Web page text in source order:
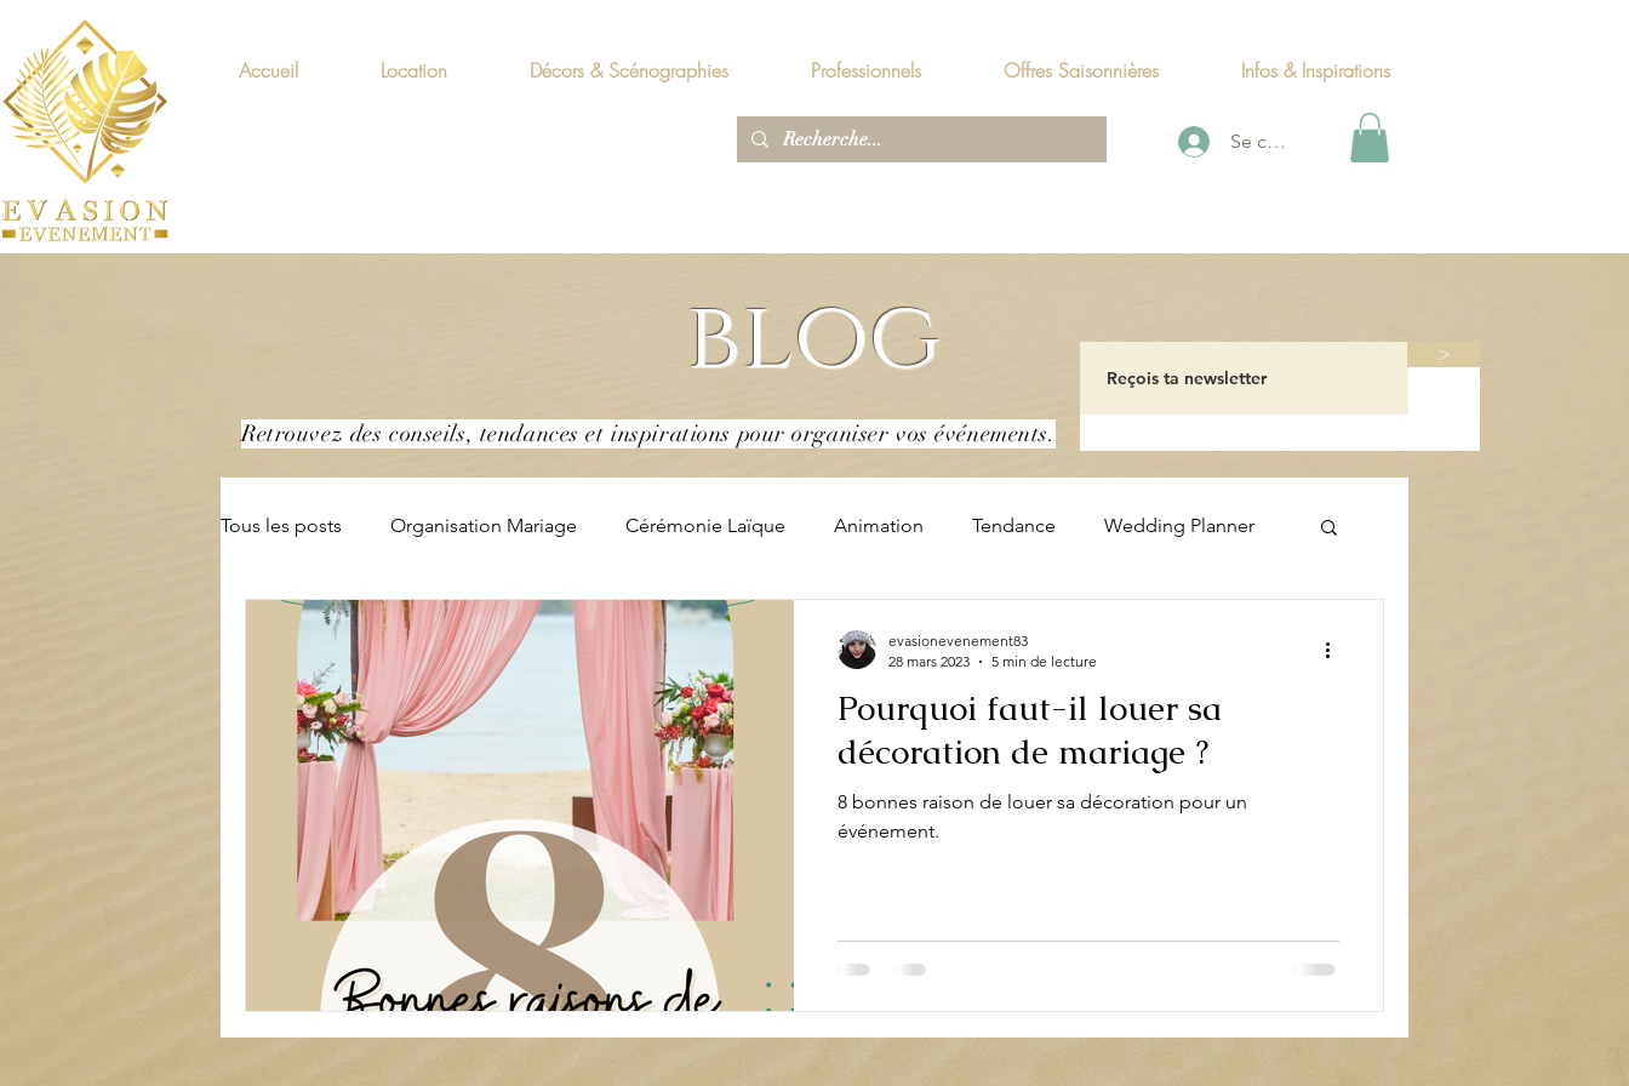
Accueil Location Décors & Scénographies Professionnels Offres Saisonnières Infos & Inspirations
Se connecter
blog
Retrouvez des conseils, tendances et inspirations pour organiser vos événements.
>
Tous les posts Organisation Mariage Cérémonie Laïque Animation Tendance Wedding Planner
Carterie Mariage Toute occasion Actualité
Liste de locations à thème
Pourquoi faut-il louer sa
décoration de mariage ?
8 bonnes raison de louer sa décoration pour un
événement.
evasionevenement83
28 mars 2023
5 min de lecture